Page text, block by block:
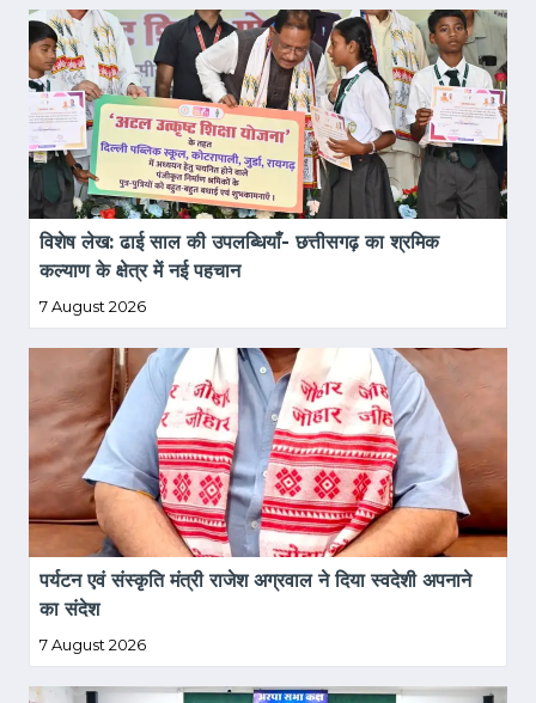
विशेष लेख: ढाई साल की उपलब्धियाँ- छत्तीसगढ़ का श्रमिक
कल्याण के क्षेत्र में नई पहचान
7 August 2026
पर्यटन एवं संस्कृति मंत्री राजेश अग्रवाल ने दिया स्वदेशी अपनाने
का संदेश
7 August 2026